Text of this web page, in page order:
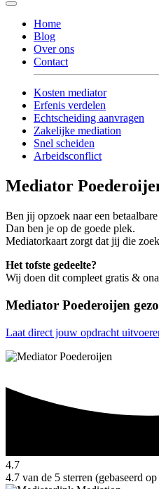
Home
Blog
Over ons
Contact
Kosten mediator
Erfenis verdelen
Echtscheiding aanvragen
Zakelijke mediation
Snel scheiden
Arbeidsconflict
Mediator
Ben jij opzoek naar een
Dan ben je op de goede plek.
Mediatorkaart zorgt dat jij die
Het tofste gedeelte?
Wij doen dit compleet gratis &
Mediator Poederoijen
Laat direct jouw opdracht
4.7
4.7 van de 5 sterren (gebaseerd op